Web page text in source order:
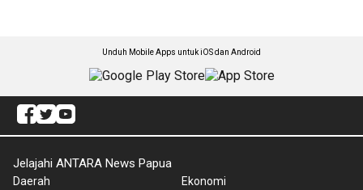
Unduh Mobile Apps untuk iOS dan Android
Jelajahi ANTARA News Papua
Daerah Ekonomi